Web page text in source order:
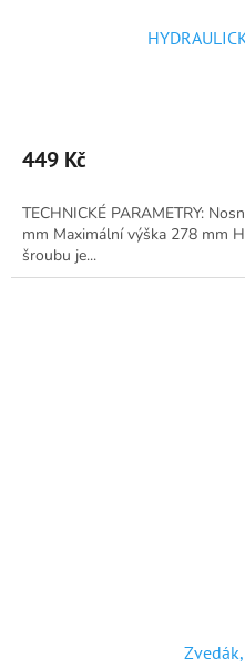
449 Kč
TECHNICKÉ PARAMETRY:
mm Maximální výška 278 mm
šroubu je...